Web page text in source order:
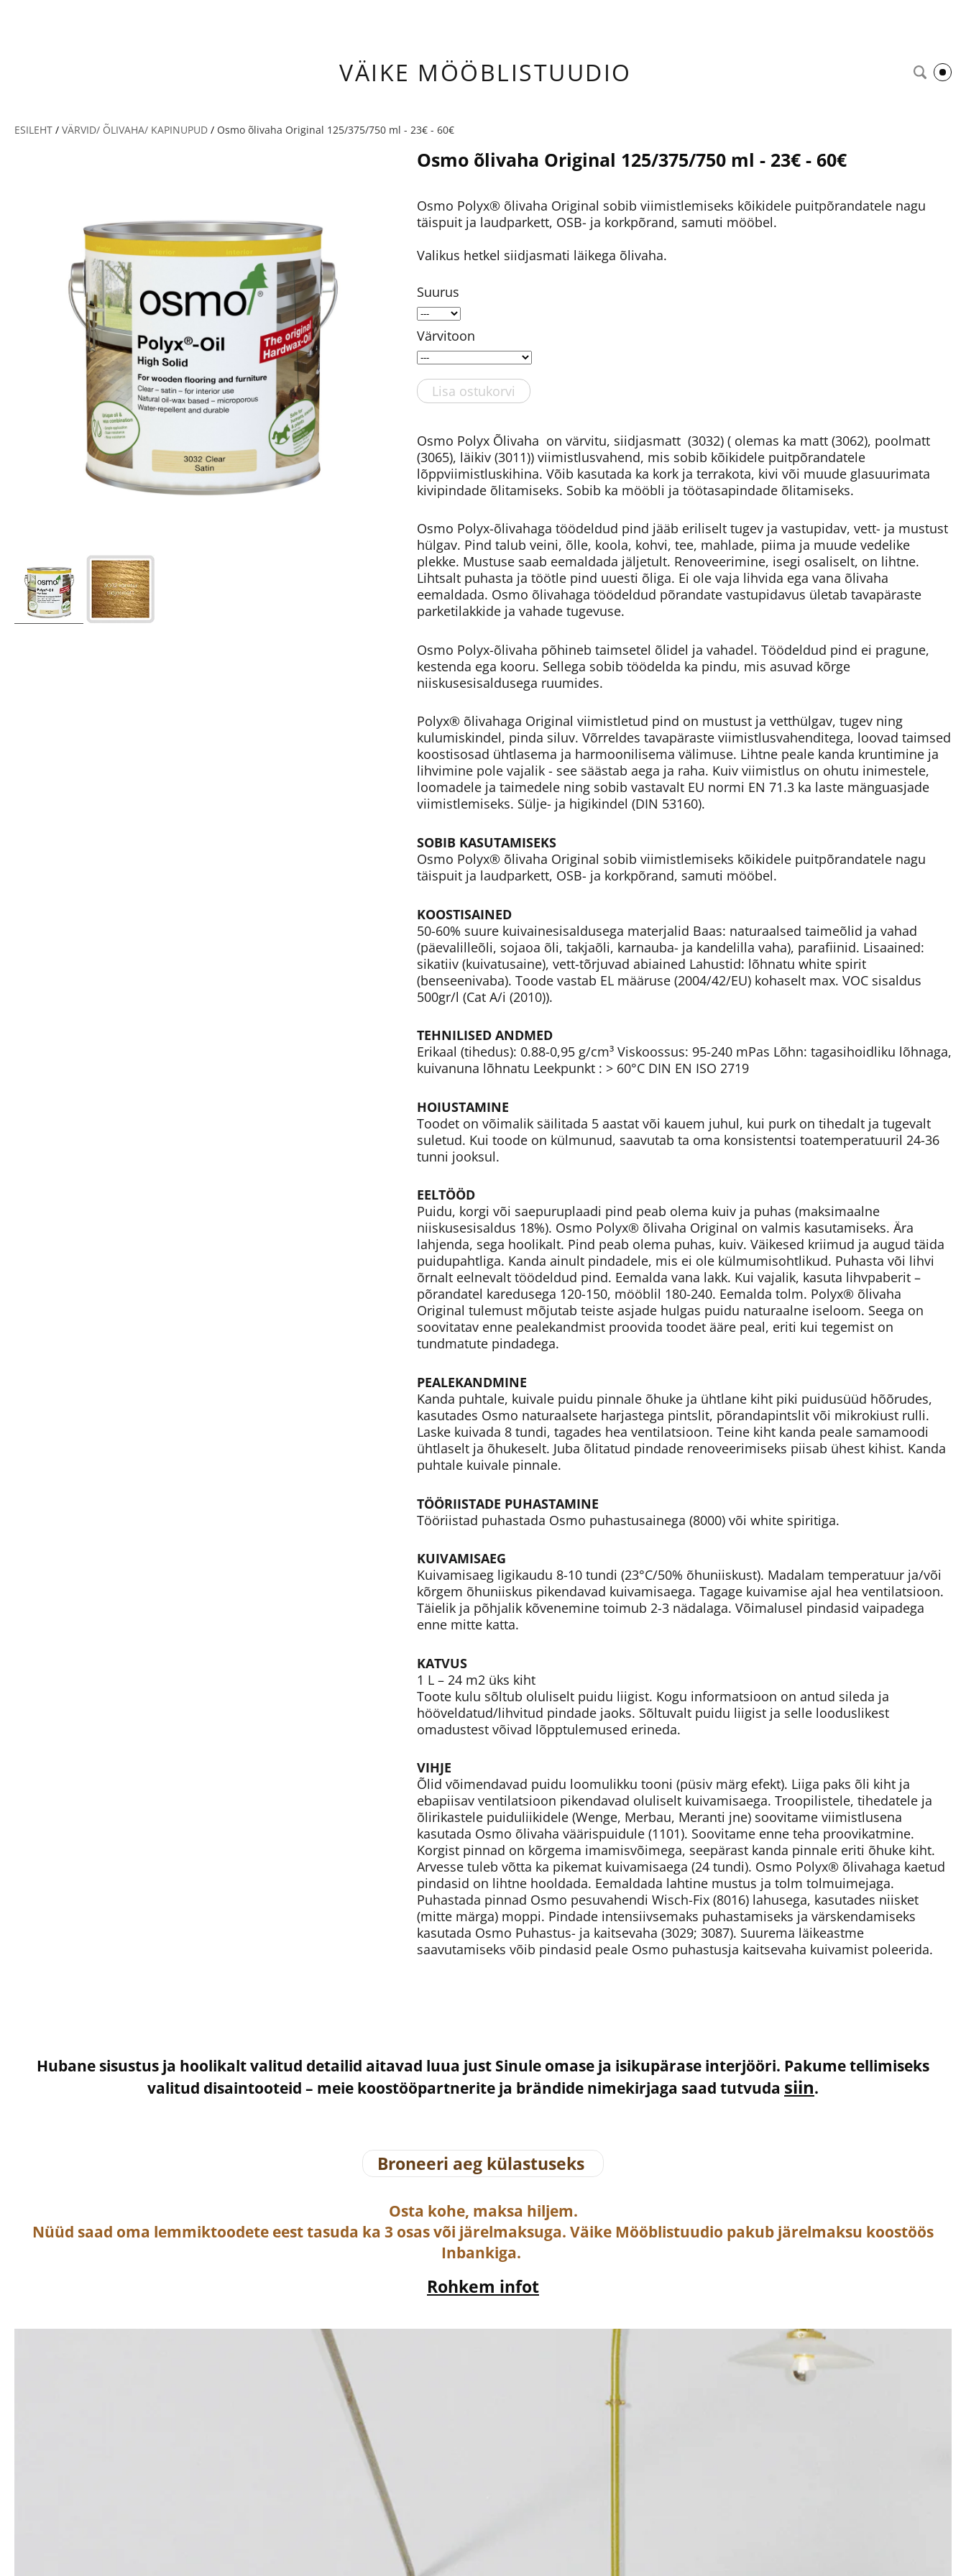
VÄIKE MÖÖBLISTUUDIO
ESILEHT / VÄRVID/ ÕLIVAHA/ KAPINUPUD / Osmo õlivaha Original 125/375/750 ml - 23€ - 60€
Osmo õlivaha Original 125/375/750 ml - 23€ - 60€
Osmo Polyx® õlivaha Original sobib viimistlemiseks kõikidele puitpõrandatele nagu
täispuit ja laudparkett, OSB- ja korkpõrand, samuti mööbel.
Valikus hetkel siidjasmati läikega õlivaha.
Suurus
Värvitoon
Lisa ostukorvi
Osmo Polyx Õlivaha on värvitu, siidjasmatt (3032) ( olemas ka matt (3062), poolmatt
(3065), läikiv (3011)) viimistlusvahend, mis sobib kõikidele puitpõrandatele
lõppviimistluskihina. Võib kasutada ka kork ja terrakota, kivi või muude glasuurimata
kivipindade õlitamiseks. Sobib ka mööbli ja töötasapindade õlitamiseks.
Osmo Polyx-õlivahaga töödeldud pind jääb eriliselt tugev ja vastupidav, vett- ja mustust
hülgav. Pind talub veini, õlle, koola, kohvi, tee, mahlade, piima ja muude vedelike
plekke. Mustuse saab eemaldada jäljetult. Renoveerimine, isegi osaliselt, on lihtne.
Lihtsalt puhasta ja töötle pind uuesti õliga. Ei ole vaja lihvida ega vana õlivaha
eemaldada. Osmo õlivahaga töödeldud põrandate vastupidavus ületab tavapäraste
parketilakkide ja vahade tugevuse.
Osmo Polyx-õlivaha põhineb taimsetel õlidel ja vahadel. Töödeldud pind ei pragune,
kestenda ega kooru. Sellega sobib töödelda ka pindu, mis asuvad kõrge
niiskusesisaldusega ruumides.
Polyx® õlivahaga Original viimistletud pind on mustust ja vetthülgav, tugev ning
kulumiskindel, pinda siluv. Võrreldes tavapäraste viimistlusvahenditega, loovad taimsed
koostisosad ühtlasema ja harmoonilisema välimuse. Lihtne peale kanda kruntimine ja
lihvimine pole vajalik - see säästab aega ja raha. Kuiv viimistlus on ohutu inimestele,
loomadele ja taimedele ning sobib vastavalt EU normi EN 71.3 ka laste mänguasjade
viimistlemiseks. Sülje- ja higikindel (DIN 53160).
SOBIB KASUTAMISEKS
Osmo Polyx® õlivaha Original sobib viimistlemiseks kõikidele puitpõrandatele nagu
täispuit ja laudparkett, OSB- ja korkpõrand, samuti mööbel.
KOOSTISAINED
50-60% suure kuivainesisaldusega materjalid Baas: naturaalsed taimeõlid ja vahad
(päevalilleõli, sojaoa õli, takjaõli, karnauba- ja kandelilla vaha), parafiinid. Lisaained:
sikatiiv (kuivatusaine), vett-tõrjuvad abiained Lahustid: lõhnatu white spirit
(benseenivaba). Toode vastab EL määruse (2004/42/EU) kohaselt max. VOC sisaldus
500gr/l (Cat A/i (2010)).
TEHNILISED ANDMED
Erikaal (tihedus): 0.88-0,95 g/cm³ Viskoossus: 95-240 mPas Lõhn: tagasihoidliku lõhnaga,
kuivanuna lõhnatu Leekpunkt : > 60°C DIN EN ISO 2719
HOIUSTAMINE
Toodet on võimalik säilitada 5 aastat või kauem juhul, kui purk on tihedalt ja tugevalt
suletud. Kui toode on külmunud, saavutab ta oma konsistentsi toatemperatuuril 24-36
tunni jooksul.
EELTÖÖD
Puidu, korgi või saepuruplaadi pind peab olema kuiv ja puhas (maksimaalne
niiskusesisaldus 18%). Osmo Polyx® õlivaha Original on valmis kasutamiseks. Ära
lahjenda, sega hoolikalt. Pind peab olema puhas, kuiv. Väikesed kriimud ja augud täida
puidupahtliga. Kanda ainult pindadele, mis ei ole külmumisohtlikud. Puhasta või lihvi
õrnalt eelnevalt töödeldud pind. Eemalda vana lakk. Kui vajalik, kasuta lihvpaberit –
põrandatel karedusega 120-150, mööblil 180-240. Eemalda tolm. Polyx® õlivaha
Original tulemust mõjutab teiste asjade hulgas puidu naturaalne iseloom. Seega on
soovitatav enne pealekandmist proovida toodet ääre peal, eriti kui tegemist on
tundmatute pindadega.
PEALEKANDMINE
Kanda puhtale, kuivale puidu pinnale õhuke ja ühtlane kiht piki puidusüüd hõõrudes,
kasutades Osmo naturaalsete harjastega pintslit, põrandapintslit või mikrokiust rulli.
Laske kuivada 8 tundi, tagades hea ventilatsioon. Teine kiht kanda peale samamoodi
ühtlaselt ja õhukeselt. Juba õlitatud pindade renoveerimiseks piisab ühest kihist. Kanda
puhtale kuivale pinnale.
TÖÖRIISTADE PUHASTAMINE
Tööriistad puhastada Osmo puhastusainega (8000) või white spiritiga.
KUIVAMISAEG
Kuivamisaeg ligikaudu 8-10 tundi (23°C/50% õhuniiskust). Madalam temperatuur ja/või
kõrgem õhuniiskus pikendavad kuivamisaega. Tagage kuivamise ajal hea ventilatsioon.
Täielik ja põhjalik kõvenemine toimub 2-3 nädalaga. Võimalusel pindasid vaipadega
enne mitte katta.
KATVUS
1 L – 24 m2 üks kiht
Toote kulu sõltub oluliselt puidu liigist. Kogu informatsioon on antud sileda ja
hööveldatud/lihvitud pindade jaoks. Sõltuvalt puidu liigist ja selle looduslikest
omadustest võivad lõpptulemused erineda.
VIHJE
Õlid võimendavad puidu loomulikku tooni (püsiv märg efekt). Liiga paks õli kiht ja
ebapiisav ventilatsioon pikendavad oluliselt kuivamisaega. Troopilistele, tihedatele ja
õlirikastele puiduliikidele (Wenge, Merbau, Meranti jne) soovitame viimistlusena
kasutada Osmo õlivaha väärispuidule (1101). Soovitame enne teha proovikatmine.
Korgist pinnad on kõrgema imamisvõimega, seepärast kanda pinnale eriti õhuke kiht.
Arvesse tuleb võtta ka pikemat kuivamisaega (24 tundi). Osmo Polyx® õlivahaga kaetud
pindasid on lihtne hooldada. Eemaldada lahtine mustus ja tolm tolmuimejaga.
Puhastada pinnad Osmo pesuvahendi Wisch-Fix (8016) lahusega, kasutades niisket
(mitte märga) moppi. Pindade intensiivsemaks puhastamiseks ja värskendamiseks
kasutada Osmo Puhastus- ja kaitsevaha (3029; 3087). Suurema läikeastme
saavutamiseks võib pindasid peale Osmo puhastusja kaitsevaha kuivamist poleerida.
Hubane sisustus ja hoolikalt valitud detailid aitavad luua just Sinule omase ja isikupärase interjööri. Pakume tellimiseks
valitud disaintooteid – meie koostööpartnerite ja brändide nimekirjaga saad tutvuda siin.
Broneeri aeg külastuseks
Osta kohe, maksa hiljem.
Nüüd saad oma lemmiktoodete eest tasuda ka 3 osas või järelmaksuga. Väike Mööblistuudio pakub järelmaksu koostöös
Inbankiga.
Rohkem infot